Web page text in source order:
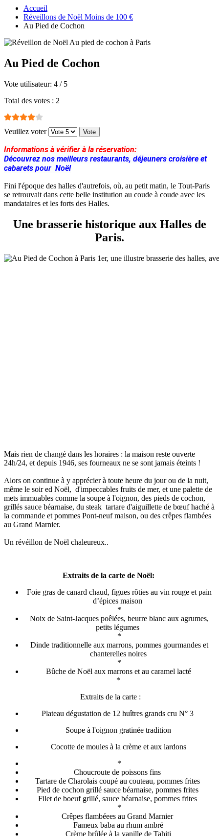
Accueil
Réveillons de Noël Moins de 100 €
Au Pied de Cochon
Au Pied de Cochon
Vote utilisateur: 4 / 5
Total des votes : 2
Veuillez voter
Informations à vérifier à la réservation:
Découvrez nos meilleurs restaurants, déjeuners croisière et
cabarets pour Noël
Fini l'époque des halles d'autrefois, où, au petit matin, le Tout-Paris
se retrouvait dans cette belle institution au coude à coude avec les
mandataires et les forts des Halles.
Une brasserie historique aux Halles de
Paris.
Mais rien de changé dans les horaires : la maison reste ouverte
24h/24, et depuis 1946, ses fourneaux ne se sont jamais éteints !
Alors on continue à y apprécier à toute heure du jour ou de la nuit,
même le soir ed Noël, d'impeccables fruits de mer, et une palette de
mets immuables comme la soupe à l'oignon, des pieds de cochon,
grillés sauce béarnaise, du steak tartare d'aiguillette de bœuf haché à
la commande et pommes Pont-neuf maison, ou des crêpes flambées
au Grand Marnier.
Un révéillon de Noël chaleureux..
Extraits de la carte de Noël:
Foie gras de canard chaud, figues rôties au vin rouge et pain
d’épices maison
*
Noix de Saint-Jacques poêlées, beurre blanc aux agrumes,
petits légumes
*
Dinde traditionnelle aux marrons, pommes gourmandes et
chanterelles noires
*
Bûche de Noël aux marrons et au caramel lacté
*
Extraits de la carte :
Plateau dégustation de 12 huîtres grands cru N° 3
Soupe à l'oignon gratinée tradition
Cocotte de moules à la crème et aux lardons
*
Choucroute de poissons fins
Tartare de Charolais coupé au couteau, pommes frites
Pied de cochon grillé sauce béarnaise, pommes frites
Filet de boeuf grillé, sauce béarnaise, pommes frites
*
Crêpes flambéees au Grand Marnier
Fameux baba au rhum ambré
Crème brûlée à la vanille de Tahiti